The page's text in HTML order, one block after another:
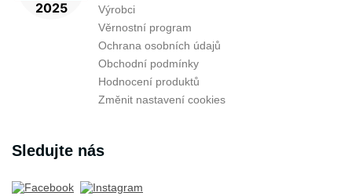
Výrobci
Věrnostní program
Ochrana osobních údajů
Obchodní podmínky
Hodnocení produktů
Změnit nastavení cookies
Sledujte nás